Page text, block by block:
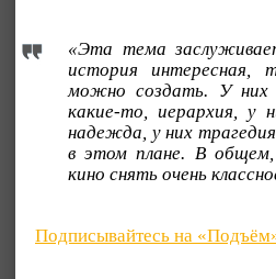
«Эта тема
история интересная,
можно создать. У них
какие-то, иерархия, у
надежда, у них
в этом плане. В
кино снять очень
Подписывайтесь на